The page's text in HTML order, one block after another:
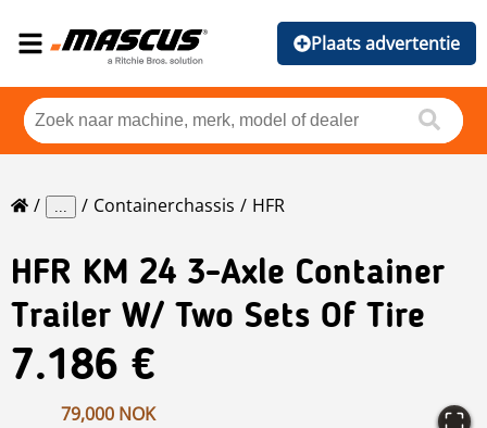
Plaats advertentie
... Containerchassis HFR
HFR KM 24 3-Axle Container
Trailer W/ Two Sets Of Tire
7.186 €
79,000 NOK